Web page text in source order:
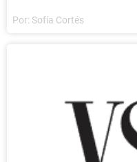
Por: Sofía Cortés